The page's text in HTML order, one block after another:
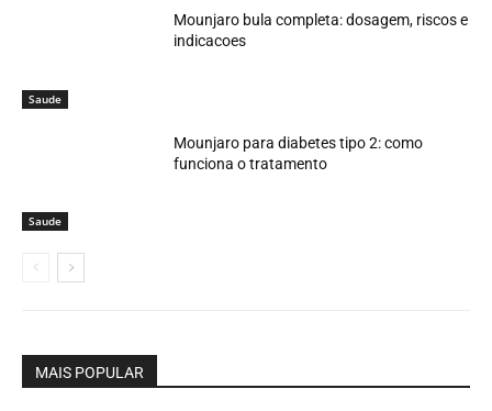
Saude
Mounjaro bula completa: dosagem, riscos e
indicacoes
Saude
Mounjaro para diabetes tipo 2: como
funciona o tratamento
MAIS POPULAR